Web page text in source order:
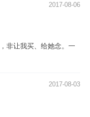
2017-08-06
非让我买、给她念。一
2017-08-03